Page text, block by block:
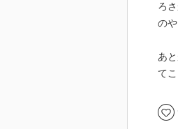
ろ
のや
あ
て